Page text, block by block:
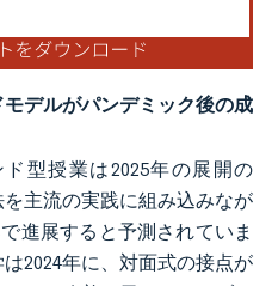
デルがパンデミック後の成
型授業は2025年の展開の
主流の実践に組み込みなが
進展すると予測されていま
2024年に、対面式の接点が